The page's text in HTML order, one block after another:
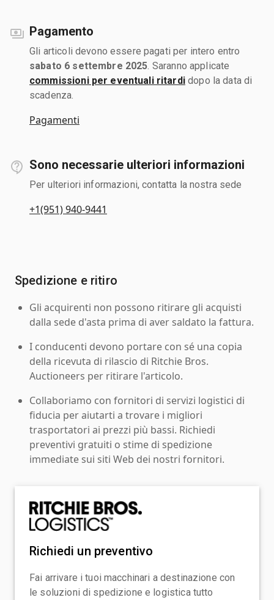
Pagamento
Gli articoli devono essere pagati per intero entro
sabato 6 settembre 2025 . Saranno applicate
commissioni per eventuali ritardidopo la data di
scadenza.
Pagamenti
Sono necessarie ulteriori informazioni
Per ulteriori informazioni, contatta la nostra sede
+1(951) 940-9441
Spedizione e ritiro
Gli acquirenti non possono ritirare gli acquisti
dalla sede d'asta prima di aver saldato la fattura.
I conducenti devono portare con sé una copia
della ricevuta di rilascio di Ritchie Bros.
Auctioneers per ritirare l'articolo.
Collaboriamo con fornitori di servizi logistici di
fiducia per aiutarti a trovare i migliori
trasportatori ai prezzi più bassi. Richiedi
preventivi gratuiti o stime di spedizione
immediate sui siti Web dei nostri fornitori.
Richiedi un preventivo
Fai arrivare i tuoi macchinari a destinazione con
le soluzioni di spedizione e logistica tutto